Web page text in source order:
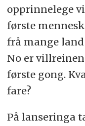
opprinnelege
første
frå mange
No er
første gong.
fare?
På lanseringa